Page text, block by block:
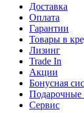
Доставка
Оплата
Гарантии
Товары в
Лизинг
Trade In
Акции
Бонусная
Подарочные
Сервис